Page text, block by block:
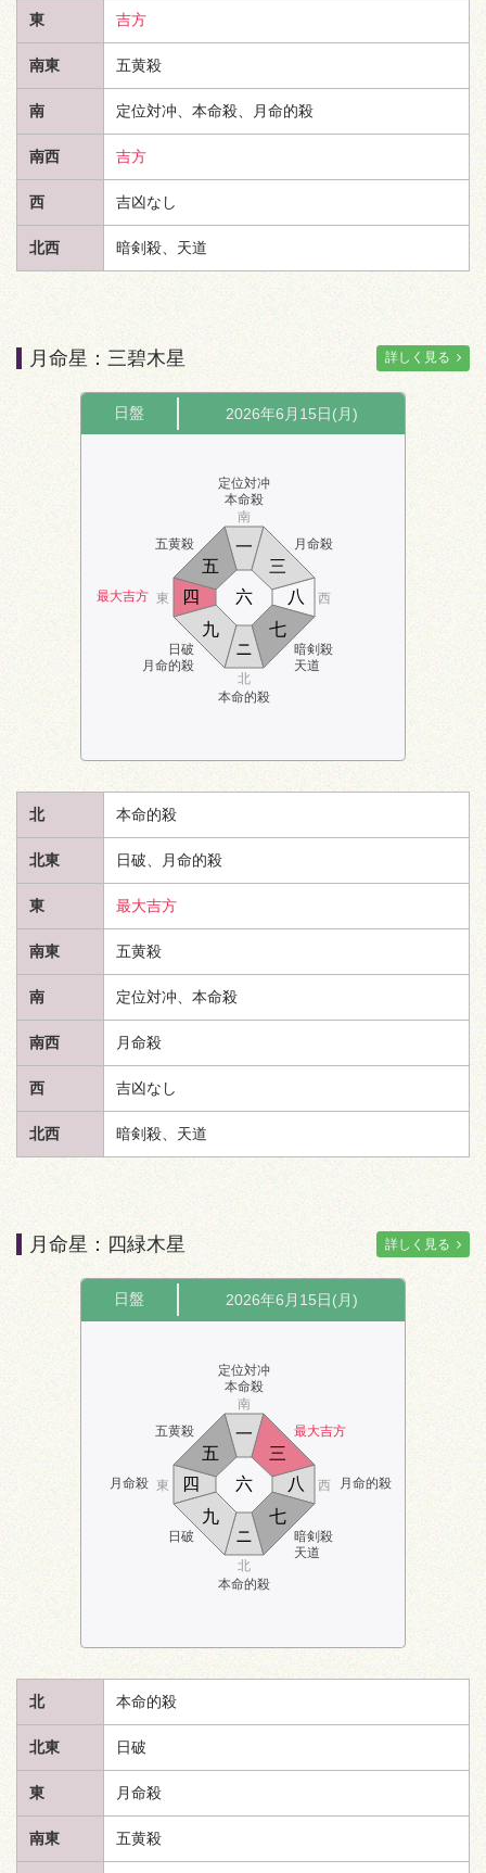
東 吉方
南東 五黄殺
南 定位対冲、本命殺、月命的殺
南西 吉方
西 吉凶なし
北西 暗剣殺、 天道
月命星：三碧木星 詳しく見る
日盤 2026年6月15日(月)
五黄殺
定位対冲
本命殺
月命殺
最大吉方
日破
月命的殺
本命的殺
暗剣殺
天道
南
北
東 西
ニ
三
四
五
六
七
八
九
一
北 本命的殺
北東 日破、月命的殺
東 最大吉方
南東 五黄殺
南 定位対冲、本命殺
南西 月命殺
西 吉凶なし
北西 暗剣殺、 天道
月命星：四緑木星 詳しく見る
日盤 2026年6月15日(月)
五黄殺
定位対冲
本命殺
最大吉方
月命殺 月命的殺
日破
本命的殺
暗剣殺
天道
南
北
東 西
ニ
三
四
五
六
七
八
九
一
北 本命的殺
北東 日破
東 月命殺
南東 五黄殺